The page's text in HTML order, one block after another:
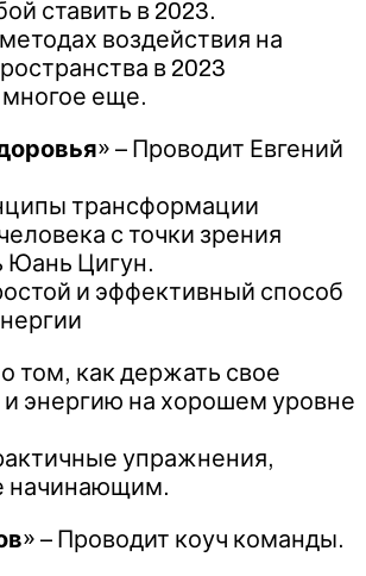
ставить в 2023.
воздействия на
в 2023
еще.
» – Проводит Евгений
трансформации
с точки зрения
Цигун.
и эффективный способ
том, как держать свое
и энергию на хорошем уровне
упражнения,
начинающим.
» – Проводит коуч команды.